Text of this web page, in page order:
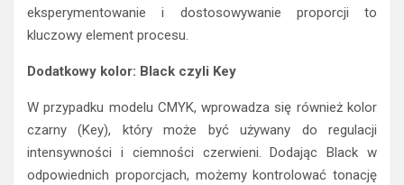
eksperymentowanie i dostosowywanie proporcji to
kluczowy element procesu.
Dodatkowy kolor: Black czyli Key
W przypadku modelu CMYK, wprowadza się również kolor
czarny (Key), który może być używany do regulacji
intensywności i ciemności czerwieni. Dodając Black w
odpowiednich proporcjach, możemy kontrolować tonację